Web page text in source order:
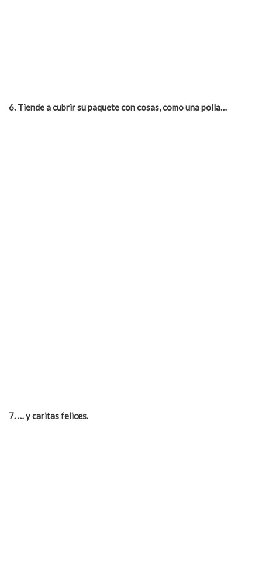
6. Tiende a cubrir su paquete con cosas, como unapolla…
7. …y caritas felices.